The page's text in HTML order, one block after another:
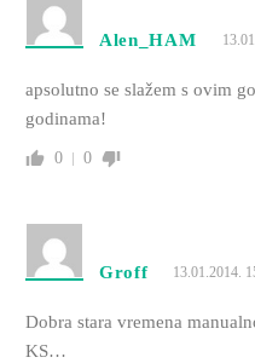
Alen_HAM
apsolutno se slažem s ovim
godinama!
0 0
Groff 13.01.2014.
Dobra stara vremena
KS…